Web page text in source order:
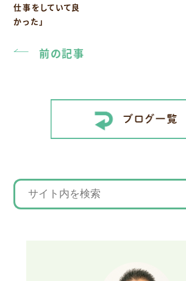
仕事をしていて良
かった」
前の記事